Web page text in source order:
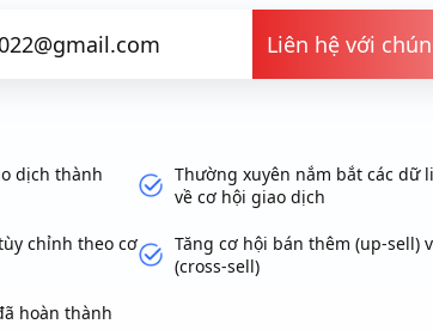
Liên hệ với
dịch thành
Thường xuyên nắm bắt các dữ
về cơ hội giao dịch
chỉnh theo cơ
Tăng cơ hội bán thêm (up-sell)
(cross-sell)
hoàn thành